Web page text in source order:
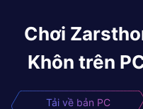
Chơi
Khôn trên
Tải về bản PC